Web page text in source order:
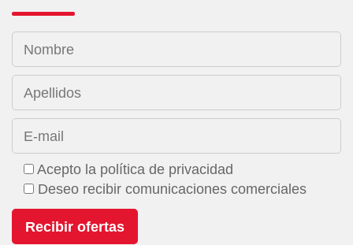
Nombre
Apellidos
E-mail
Acepto la política de privacidad
Deseo recibir comunicaciones comerciales